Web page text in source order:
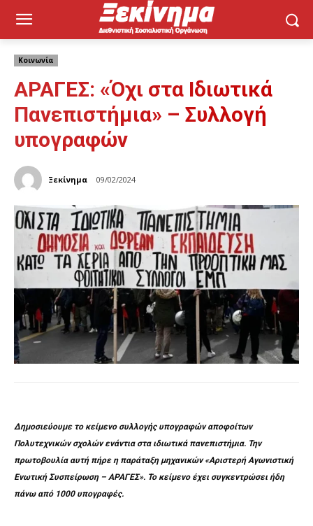
Κοινωνία
ΑΡΑΓΕΣ: «Όχι στα Ιδιωτικά
Πανεπιστήμια» – Συλλογή
υπογραφών
Ξεκίνημα 09/02/2024
Δημοσιεύουμε το κείμενο συλλογής υπογραφών αποφοίτων
Πολυτεχνικών σχολών ενάντια στα ιδιωτικά πανεπιστήμια. Την
πρωτοβουλία αυτή πήρε η παράταξη μηχανικών «Αριστερή Αγωνιστική
Ενωτική Συσπείρωση – ΑΡΑΓΕΣ». Το κείμενο έχει συγκεντρώσει ήδη
πάνω από 1000 υπογραφές.